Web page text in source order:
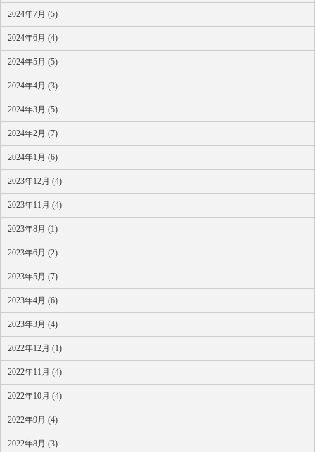
2024年7月 (5)
2024年6月 (4)
2024年5月 (5)
2024年4月 (3)
2024年3月 (5)
2024年2月 (7)
2024年1月 (6)
2023年12月 (4)
2023年11月 (4)
2023年8月 (1)
2023年6月 (2)
2023年5月 (7)
2023年4月 (6)
2023年3月 (4)
2022年12月 (1)
2022年11月 (4)
2022年10月 (4)
2022年9月 (4)
2022年8月 (3)